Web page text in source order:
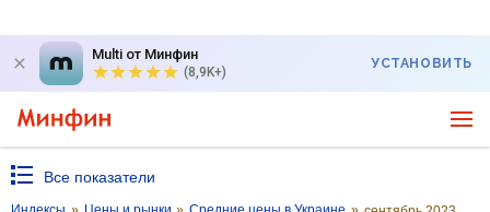
Multi от Минфин
(8,9K+)
УСТАНОВИТЬ
Все показатели